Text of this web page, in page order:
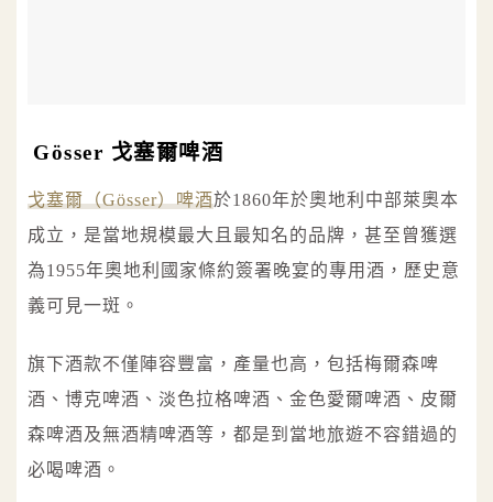
Gösser 戈塞爾啤酒
戈塞爾（Gösser）啤酒於1860年於奧地利中部萊奧本
成立，是當地規模最大且最知名的品牌，甚至曾獲選
為1955年奧地利國家條約簽署晚宴的專用酒，歷史意
義可見一斑。
旗下酒款不僅陣容豐富，產量也高，包括梅爾森啤
酒、博克啤酒、淡色拉格啤酒、金色愛爾啤酒、皮爾
森啤酒及無酒精啤酒等，都是到當地旅遊不容錯過的
必喝啤酒。